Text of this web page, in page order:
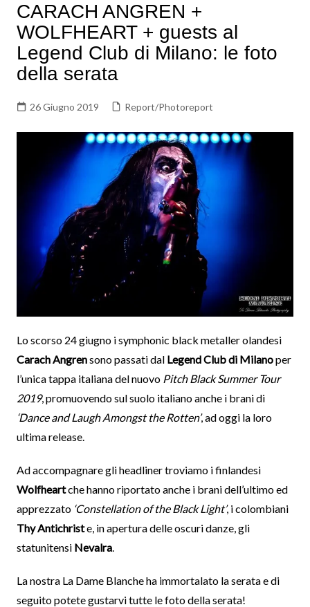
CARACH ANGREN +
WOLFHEART + guests al
Legend Club di Milano: le foto
della serata
26 Giugno 2019 Report/Photoreport
Lo scorso 24 giugno i symphonic black metaller olandesi
Carach Angrensono passati dal Legend Club di Milanoper
l’unica tappa italiana del nuovo Pitch Black Summer Tour
2019, promuovendo sul suolo italiano anche i brani di
‘Dance and Laugh Amongst the Rotten’, ad oggi la loro
ultima release.
Ad accompagnare gli headliner troviamo i finlandesi
Wolfheartche hanno riportato anche i brani dell’ultimo ed
apprezzato ‘Constellation of the Black Light’, i colombiani
Thy Antichriste, in apertura delle oscuri danze, gli
statunitensi Nevalra.
La nostra La Dame Blanche ha immortalato la serata e di
seguito potete gustarvi tutte le foto della serata!